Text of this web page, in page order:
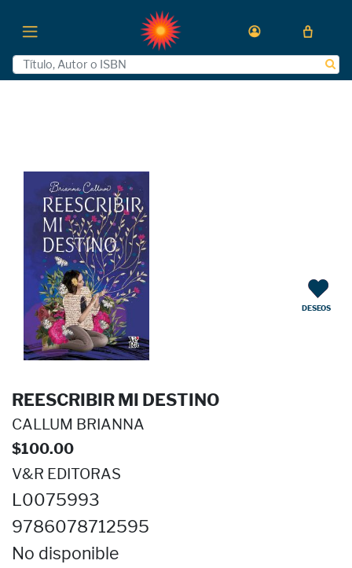
REESCRIBIR MI DESTINO
CALLUM BRIANNA
$100.00
V&R EDITORAS
L0075993
9786078712595
No disponible
DESEOS